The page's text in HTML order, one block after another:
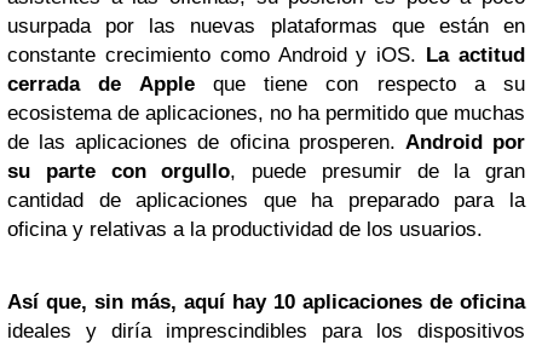
usurpada por las nuevas plataformas que están en
constante crecimiento como Android y iOS. La actitud
cerrada de Appleque tiene con respecto a su
ecosistema de aplicaciones, no ha permitido que muchas
de las aplicaciones de oficina prosperen. Android por
su parte con orgullo, puede presumir de la gran
cantidad de aplicaciones que ha preparado para la
oficina y relativas a la productividad de los usuarios.
Así que, sin más, aquí hay 10 aplicaciones de oficina
ideales y diría imprescindibles para los dispositivos